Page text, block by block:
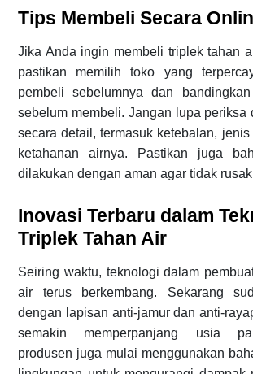
Tips Membeli Secara
Jika Anda ingin membeli triplek tahan
pastikan memilih toko yang
pembeli sebelumnya dan
sebelum membeli. Jangan lupa periksa
secara detail, termasuk ketebalan,
ketahanan airnya. Pastikan juga
dilakukan dengan aman agar tidak
Inovasi Terbaru dalam
Triplek Tahan Air
Seiring waktu, teknologi dalam
air terus berkembang. Sekarang
dengan lapisan anti-jamur dan anti-
semakin memperpanjang usia
produsen juga mulai menggunakan